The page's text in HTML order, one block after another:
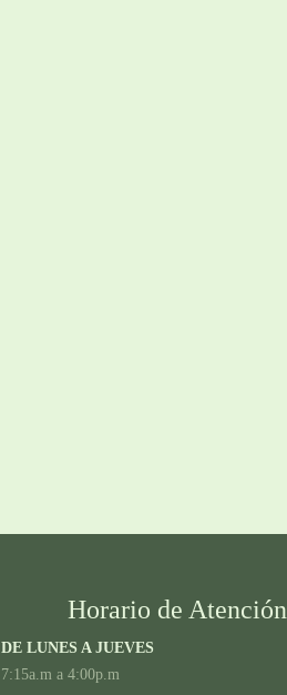
Horario de Atención
DE LUNES A JUEVES
7:15a.m a 4:00p.m